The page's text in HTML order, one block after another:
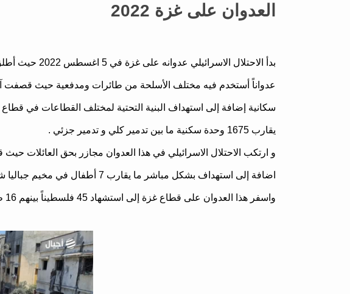
العدوان على غزة 2022
بدأ الاحتلال الاسرائيلي عدوانه على غزة في 5 اغسطس 2022 حيث أطلق الاحتلال الاسرائيلي على عدوانه اسم ( الفجر الصادق ) .
عدواناً أستخدم فيه مختلف الأسلحة من طائرات ومدفعية حيث قصفت
سكانية إضافة إلى استهداف البنية التحتية لمختلف القطاعات في
يقارب 1675 وحدة سكنية ما بين تدمير كلي و تدمير جزئي .
و ارتكب الاحتلال الاسرائيلي في هذا العدوان مجازر بحق
اضافة إلى استهداف بشكل مباشر ما يقارب 7 أطفال في مخيم جباليا شمال قطاع غزة .
واسفر هذا العدوان على قطاع غزة إلى استشهاد 45 فلسطيناً بينهم 16 طفلاً و 4 سيدات وأصابة ما يزيد عن 360 فلسطيناً بجراح مختلفة.